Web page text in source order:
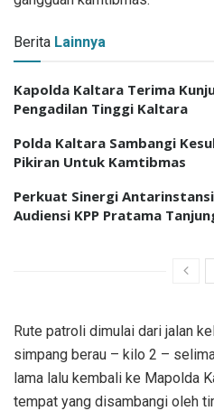
Berita Lainnya
Kapolda Kaltara Terima
Pengadilan Tinggi Kaltara
Polda Kaltara Sambangi
Pikiran Untuk Kamtibmas
Perkuat Sinergi
Audiensi KPP Pratama
Rute patroli dimulai dari jalan
simpang berau – kilo 2 –
lama lalu kembali ke Mapolda
tempat yang disambangi oleh